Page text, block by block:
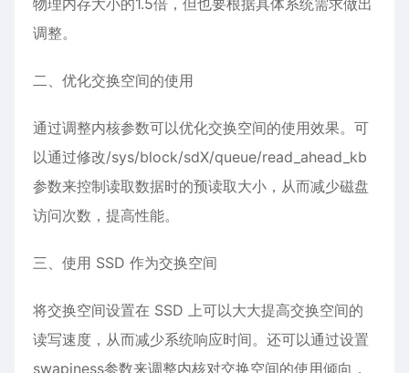
物理内存大小的1.5倍，但也要根据具体系统需求做出
调整。
二、优化交换空间的使用
通过调整内核参数可以优化交换空间的使用效果。可
以通过修改/sys/block/sdX/queue/read_ahead_kb
参数来控制读取数据时的预读取大小，从而减少磁盘
访问次数，提高性能。
三、使用 SSD 作为交换空间
将交换空间设置在 SSD 上可以大大提高交换空间的
读写速度，从而减少系统响应时间。还可以通过设置
swapiness参数来调整内核对交换空间的使用倾向，